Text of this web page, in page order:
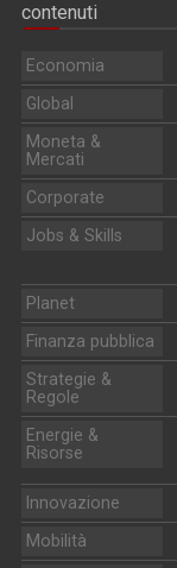
contenuti
Economia
Global
Moneta &
Mercati
Corporate
Jobs & Skills
Planet
Finanza pubblica
Strategie &
Regole
Energie &
Risorse
Innovazione
Mobilità